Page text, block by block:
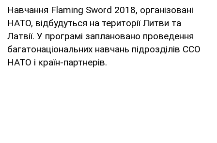
Навчання Flaming Sword 2018, організовані
НАТО, відбудуться на території Литви та
Латвії. У програмі заплановано проведення
багатонаціональних навчань підрозділів ССО
НАТО і країн-партнерів.